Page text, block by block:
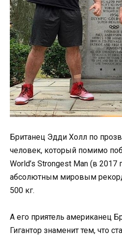
Британец Эдди Холл по
человек, который помимо
World’s Strongest Man (в 2017
абсолютным мировым
500 кг.
А его приятель американец
Гигантор знаменит тем, что